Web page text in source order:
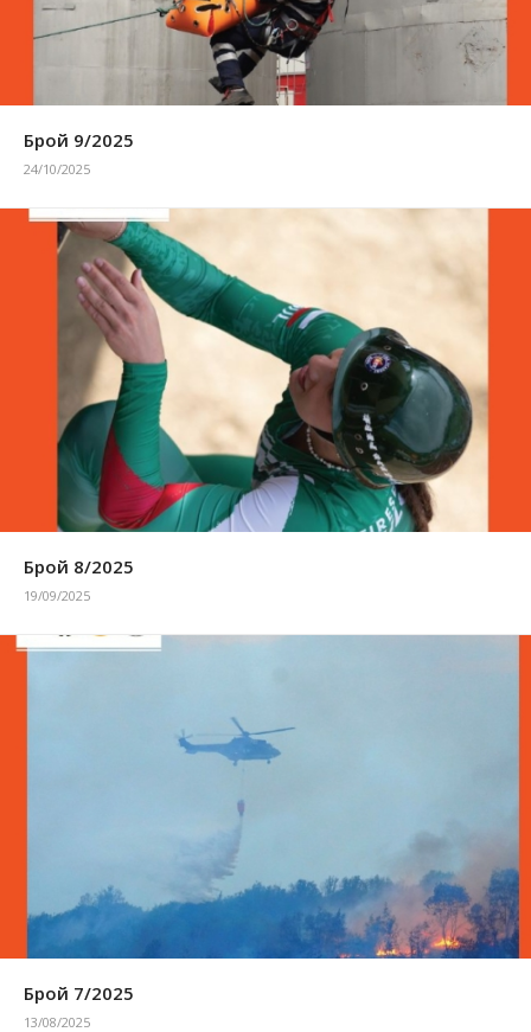
Брой 9/2025
24/10/2025
Брой 8/2025
19/09/2025
Брой 7/2025
13/08/2025